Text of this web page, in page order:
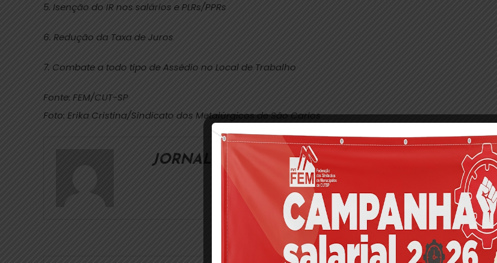
5. Isenção do IR nos salários e PLRs/PPRs
6. Redução da Taxa de Juros
7. Combate a todo tipo de Assédio no Local de Trabalho
Fonte: FEM/CUT-SP
Foto: Erika Cristina/Sindicato dos Metalúrgicos de São Carlos
JORNALISMO SINDICATO DOS METALURGICOS